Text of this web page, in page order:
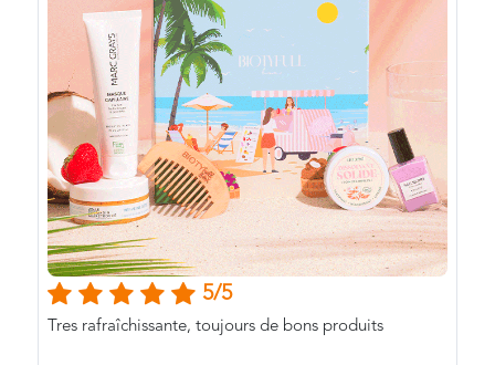
5/5
Tres rafraîchissante, toujours de bons produits